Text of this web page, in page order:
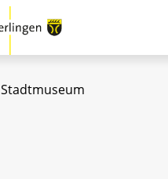
Stadtmuseum